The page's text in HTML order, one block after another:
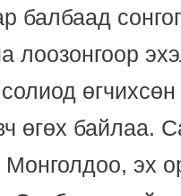
балбаад
лоозонгоор
өгөх байлаа.
Монголдоо, эх